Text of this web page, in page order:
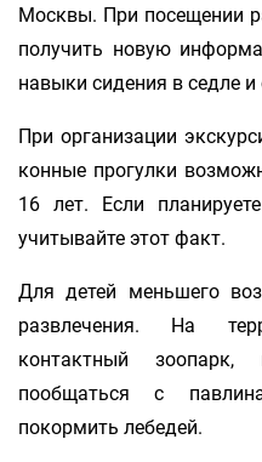
Москвы. При посещении
получить новую
навыки сидения в седле
При организации
конные прогулки
16 лет. Если
учитывайте этот факт.
Для детей меньшего
развлечения. На
контактный
пообщаться с
покормить лебедей.